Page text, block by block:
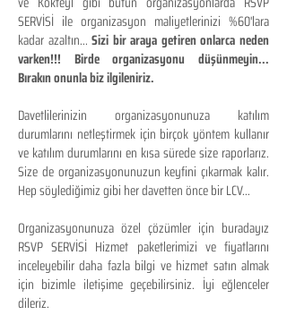
SERVİSİ ile organizasyon maliyetlerinizi %60'lara
kadar azaltın...Sizi bir araya getiren onlarca neden
varken!!! Birde organizasyonu düşünmeyin...
Bırakın onunla biz ilgileniriz.
Davetlilerinizin organizasyonunuza katılım
durumlarını netleştirmek için birçok yöntem kullanır
ve katılım durumlarını en kısa sürede size raporlarız.
Size de organizasyonunuzun keyfini çıkarmak kalır.
Hep söylediğimiz gibi her davetten önce bir LCV...
Organizasyonunuza özel çözümler için buradayız
RSVP SERVİSİ Hizmet paketlerimizi ve fiyatlarını
inceleyebilir daha fazla bilgi ve hizmet satın almak
için bizimle iletişime geçebilirsiniz. İyi eğlenceler
dileriz.